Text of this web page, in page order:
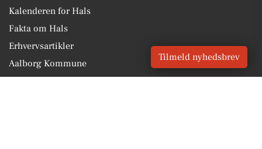
Kalenderen for Hals
Fakta om Hals
Erhvervsartikler
Aalborg Kommune
Tilmeld nyhedsbrev